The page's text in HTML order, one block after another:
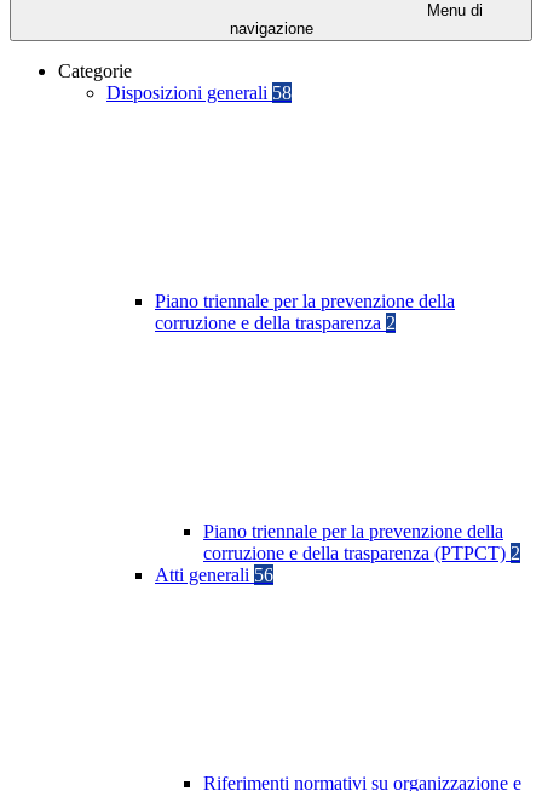
Menu di
navigazione
Categorie
Disposizioni generali 58
Piano triennale per la prevenzione della
corruzione e della trasparenza 2
Piano triennale per la prevenzione della
corruzione e della trasparenza (PTPCT) 2
Atti generali 56
Riferimenti normativi su organizzazione e